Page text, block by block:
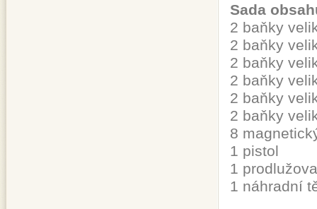
Sada
2 baňky
2 baňky
2 baňky
2 baňky
2 baňky
2 baňky
8
1 pistol
1
1 náhradní